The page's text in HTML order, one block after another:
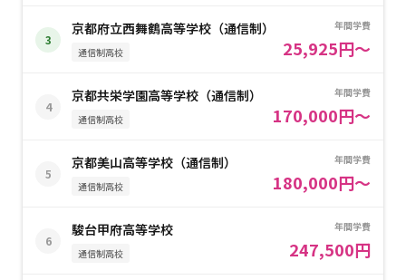
3
京都府立西舞鶴高等学校（通信制）
通信制高校
年間学費
25,925円～
4
京都共栄学園高等学校（通信制）
通信制高校
年間学費
170,000円～
5
京都美山高等学校（通信制）
通信制高校
年間学費
180,000円～
6
駿台甲府高等学校
通信制高校
年間学費
247,500円